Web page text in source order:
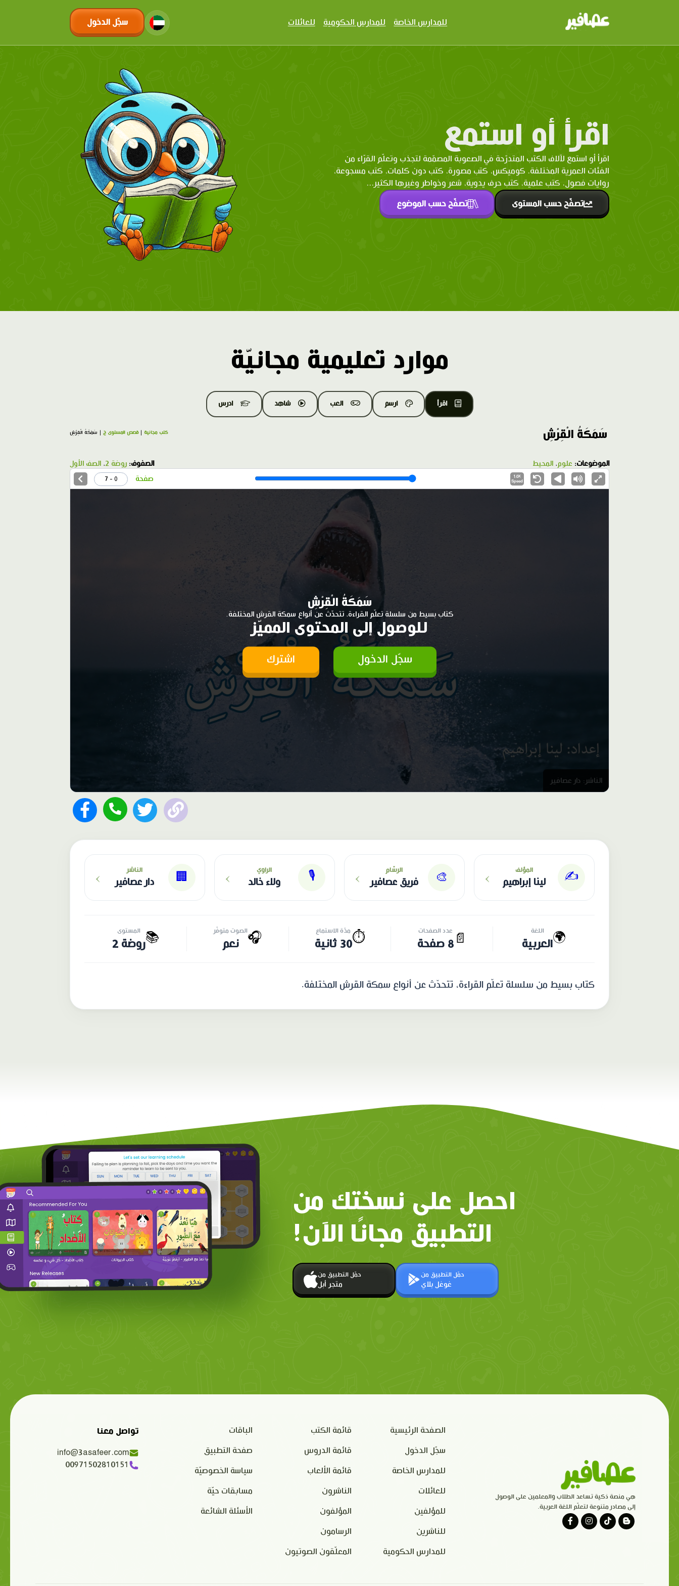
للمدارس الخاصة للمدارس الحكومية للعائلات سجّل الدخول
اقرأ أو استمع
اقرأ أو استمع لآلاف الكتب المتدرّحة في الصعوبة المصمّمة لتجذب وتعلّم القرّاء من
الفئات العمرية المختلفة. كوميكس، كتب مصورة، كتب دون كلمات، كتب مسجوعة،
روايات فصول، كتب علمية، كتب حرف يدوية، شعر وخواطر وغيرها الكثير...
تصفّح حسب المستوى تصفّح حسب الموضوع
موارد تعليمية مجانيّة
اقرأ ارسم العب شاهد ادرس
سَمَكَةُ الْقِرْشِ كتب مجانية |قصص المستوى ج | سَمَكَةُ الْقِرْشِ
الموضوعات: علوم، المحيط الصفوف: روضة 2 ، الصف الأول
1.0X
Speed
صفحة 0 - 7
سَمَكَةُ الْقِرْشِ
كتاب بسيط من سلسلة تعلّم القراءة، تتحدّث عن أنواع سمكة القرش المختلفة.
للوصول إلى المحتوى المميّز
سجّل الدخول اشترك
الناشر: دار عصافير
✍️ المؤلف
لينا إبراهيم ›
🎨
الرسّام
فريق عصافير ›
🎙 الراوي
ولاء خالد ›
🏢
الناشر
دار عصافير ›
🌍 اللغة
العربية 📄
عدد الصفحات
8 صفحة ⏱️ مدّة الاستماع
30 ثانية 🎧الصوت متوفّر
نعم 📚 المستوى
روضة 2
كتاب بسيط من سلسلة تعلّم القراءة، تتحدّث عن أنواع سمكة القرش المختلفة.
احصل على نسختك من
التطبيق مجانًا الآن!
حمّل التطبيق من
متجر أبل
حمّل التطبيق من
غوغل بلاي
هي منصة ذكية تساعد الطلاب والمعلمين على الوصول
إلى مصادر متنوعة لتعلّم اللغة العربية.
الصفحة الرئيسية
سجّل الدخول
للمدارس الخاصة
للعائلات
للمؤلفين
للناشرين
للمدارس الحكومية
قائمة الكتب
قائمة الدروس
قائمة الألعاب
الناشرون
المؤلفون
الرسامون
المعلّقون الصوتيون
الباقات
صفحة التطبيق
سياسة الخصوصيّة
مسابقات حيّة
الأسئلة الشائعة
تواصل معنا
info@3asafeer.com
00971502810151